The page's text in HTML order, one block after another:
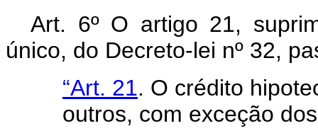
Art. 6º O artigo 21,
único, do Decreto-lei nº 32,
“Art. 21. O crédito
outros, com exceção